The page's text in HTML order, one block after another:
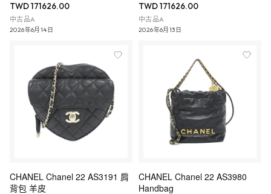
TWD 171626.00
中古品A
2026年6月14日
TWD 171626.00
中古品A
2026年6月13日
CHANEL Chanel 22 AS3191 肩
背包 羊皮
CHANEL Chanel 22 AS3980
Handbag